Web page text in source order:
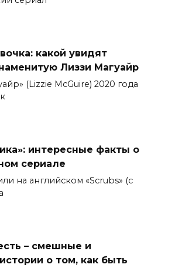
какой увидят
Лиззи Магуайр
(Lizzie McGuire) 2020 года
интересные факты о
сериале
на английском «Scrubs» (с
– смешные и
о том, как быть